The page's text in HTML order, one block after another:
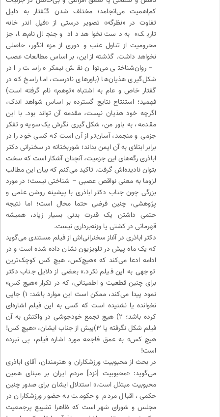
کم‌اهمیت می‌انجامد؛ مختلف شدن گـُفتار به دلیل
تفاوت در «نظرگه» تصویر درستی از «فیل اندر خانه
تاریک» به دست نخواهد داد و جنجال نام‌ها، جز
محرومیت از تناول عنب و دوری از مزه انگور، حاصلی
نخواهد داشت. گذشته از این، بر اساس مطالعات عصب
– روان‌شناختی می‌توان نقش نیمکره راست را در
شکل‌گیری هذیان‌ها (باور‌های نادرست، اما راسخ که در
گفتار خاص و عام به اشتباه «توهم» نام گرفته است)
فهمید؛ استنتاج نتایج گسترده بر اساس شواهد اندک،
اگرچه خود هذیان نیست، مقدمه آن تواند بود. با این
مقدمه، به باور من، شکل‌گیری نگرش یک‌سویه و تفکر
جزمی و منجمد، آسان‌تر از آن است که کسی خود را در
برابر ابتلای به آن ایمن بداند؛ شوربختانه در سخنرانی دکتر
اباذری رگه‌های این جزمیت، آنچنان آشکار است که سخت
بتوان نادیده‌اش گرفت. تاکید می‌کنم که بیان این مطالب
لزوما به معنی نواقص عصبی – شناختی نیست؛ در مورد
بزرگی چون جناب دکتر اباذری با پیشینه روشن علمی و
پژوهشی، چنین فرضی حتما محال است؛ اما نتیجه
حتمی داشتن یک قدرت بدنی بسیار زیاد، همیشه
قهرمانی در کشتی یا وزنه‌برداری نیست.
دکتر اباذری در آغاز سخنرانی‌اش از فیلم مستندی می‌گوید
که یک ماه پیش در تلویزیون نشان داده شده است و در
ادامه ادعا می‌کند که «هیچ‌کس، هیچ کس کوچک‌ترین
توجهی به این فیلم نکرد.» بعضی از دلایل جناب دکتر
برای چنین قطعیت و اطمینانی، که در تکرار «هیچ کس»
نمود پیدا می‌کند، ممکن است این موارد باشد: ۱) جایی
نخوانده یا نشنیده است که کسی به این فیلم اشاره‌ای
کرده باشد؛ ۲) هیچ تجمع خودجوشی در واکنش به آن
فیلم شکل نگرفته یا ۳)پیش از جناب ایشان، «هیچ کس!
هیچ کس» به عمق فاجعه مورد اشاره فیلم، پی نبرده
است!
در بحث از محبوبیت ورزشکاران و هنرمندان، آقای اباذری
می‌گوید: «محبوبیت [نزد] مردم ایران بر مبنای همین
محبوبیت مبتذل است.» استدلال ایشان برای صدور چنین
حکمی، اقبال مردم و حکومت به حضور ورزشکاران در
مجلس و شورای شهر است که ظاهرا تشییع پرجمعیت